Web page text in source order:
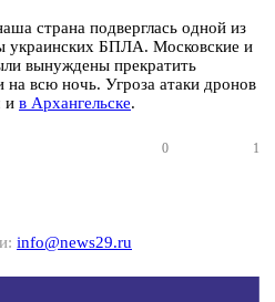
страна подверглась одной из
украинских БПЛА. Московские и
вынуждены прекратить
всю ночь. Угроза атаки дронов
и в Архангельске.
0 1
info@news29.ru